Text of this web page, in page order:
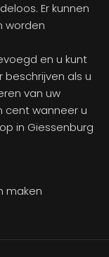
Er kunnen
worden
en u kunt
als u
van uw
cent wanneer u
in Giessenburg